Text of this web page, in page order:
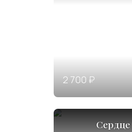
2 700 ₽
Сердце